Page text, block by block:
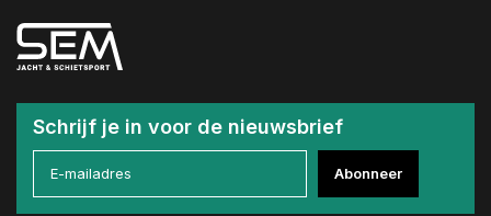
Schrijf je in voor de nieuwsbrief
Abonneer